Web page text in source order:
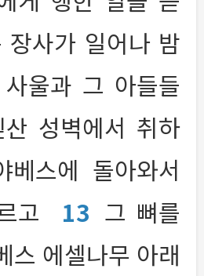
장사가 일어나 밤
울과 그 아들들
성벽에서 취하
스에 돌아와서
고
13 그 뼈를
스 에셀나무 아래